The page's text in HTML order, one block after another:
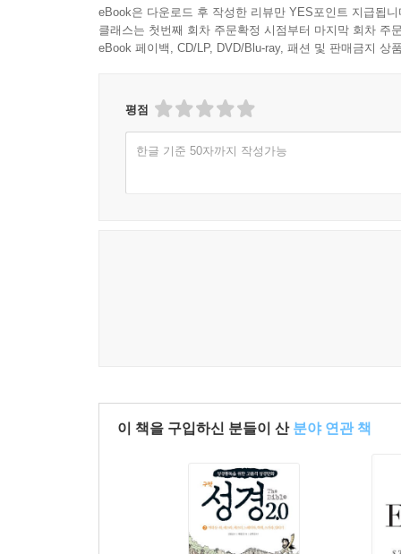
eBook은 다운로드 후 작성한 리뷰만 YES포인트 지급됩니
클래스는 첫번째 회차 주문확정 시점부터 마지막 회차 주
eBook 페이백, CD/LP, DVD/Blu-ray, 패션 및 판매금지 상
평점
한글 기준 50자까지 작성가능
이 책을 구입하신 분들이 산 분야 연관 책